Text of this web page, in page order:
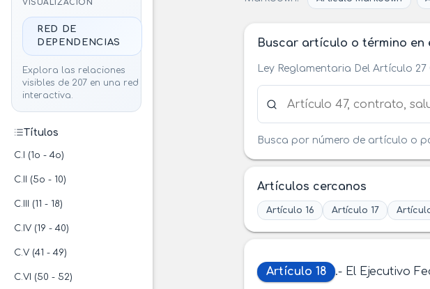
VISUALIZACIÓN
RED DE
DEPENDENCIAS
Explora las relaciones
visibles de 207 en una red
interactiva.
Títulos
C.I (1o - 4o)
C.II (5o - 10)
C.III (11 - 18)
C.IV (19 - 40)
C.V (41 - 49)
C.VI (50 - 52)
Buscar artículo o término en
Ley Reglamentaria Del Artículo
Busca por número de artículo o
Artículos cercanos
Artículo 16 Artículo 17
Artículo 18 .- El Ejecutivo